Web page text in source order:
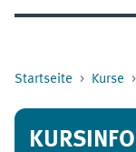
Startseite Kurse